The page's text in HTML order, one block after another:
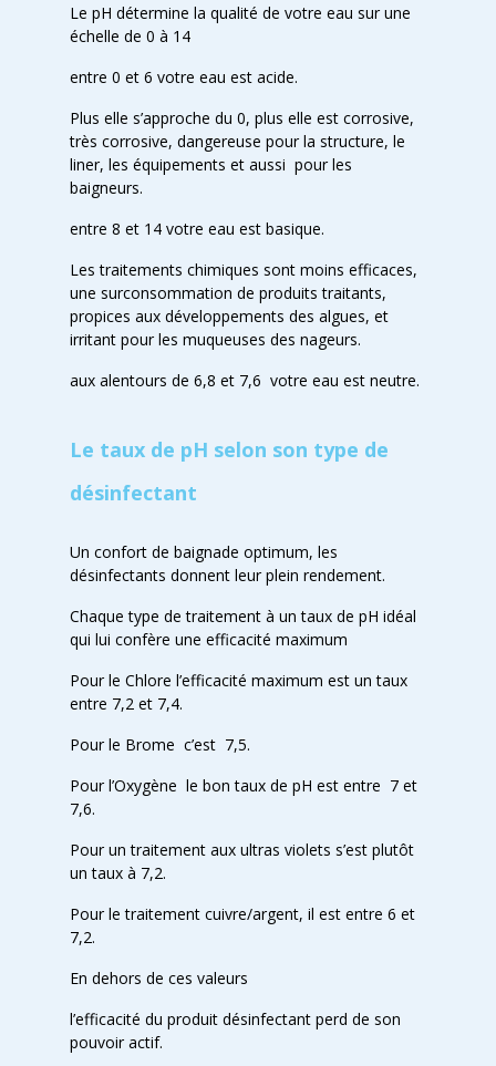
Le pH détermine la qualité de votre eau sur une
échelle de 0 à 14
entre 0 et 6 votre eau est acide.
Plus elle s’approche du 0, plus elle est corrosive,
très corrosive, dangereuse pour la structure, le
liner, les équipements et aussi pour les
baigneurs.
entre 8 et 14 votre eau est basique.
Les traitements chimiques sont moins efficaces,
une surconsommation de produits traitants,
propices aux développements des algues, et
irritant pour les muqueuses des nageurs.
aux alentours de 6,8 et 7,6 votre eau est neutre.
Le taux de pH selon son type de
désinfectant
Un confort de baignade optimum, les
désinfectants donnent leur plein rendement.
Chaque type de traitement à un taux de pH idéal
qui lui confère une efficacité maximum
Pour le Chlore l’efficacité maximum est un taux
entre 7,2 et 7,4.
Pour le Brome c’est 7,5.
Pour l’Oxygène le bon taux de pH est entre 7 et
7,6.
Pour un traitement aux ultras violets s’est plutôt
un taux à 7,2.
Pour le traitement cuivre/argent, il est entre 6 et
7,2.
En dehors de ces valeurs
l’efficacité du produit désinfectant perd de son
pouvoir actif.